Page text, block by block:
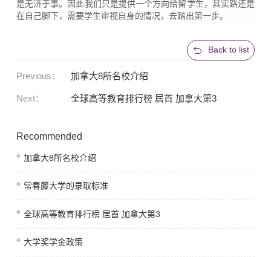
是无济于事。因此我们只是提供一个方向给留学生，其实路还是
在自己脚下，需要学生审视自身的情况，去踏出第一步。
Back to list
Previous： 加拿大8所名校介绍
Next： 全球高等教育排行榜 居首 加拿大第3
Recommended
加拿大8所名校介绍
常春藤大学的录取标准
全球高等教育排行榜 居首 加拿大第3
大学奖学金政策